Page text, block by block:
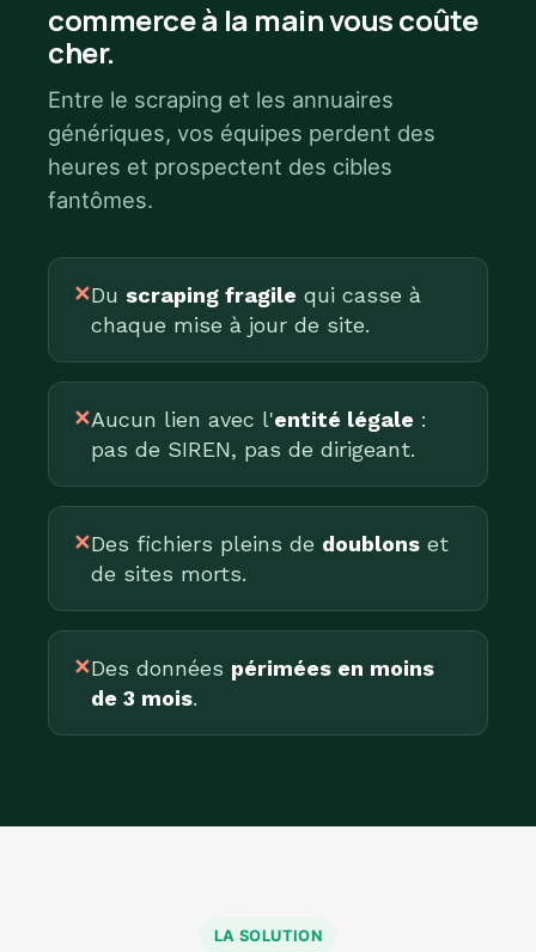
commerce à la main vous coûte
cher.
Entre le scraping et les annuaires
génériques, vos équipes perdent des
heures et prospectent des cibles
fantômes.
✕Du scraping fragile qui casse à
chaque mise à jour de site.
✕Aucun lien avec l'entité légale :
pas de SIREN, pas de dirigeant.
✕Des fichiers pleins de doublons et
de sites morts.
✕Des données périmées en moins
de 3 mois.
LA SOLUTION